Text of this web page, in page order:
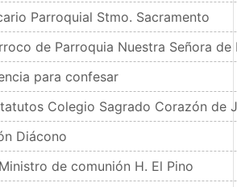
Parroquial Stmo. Sacramento
de Parroquia Nuestra Señora de
para confesar
Colegio Sagrado Corazón de
Diácono
de comunión H. El Pino